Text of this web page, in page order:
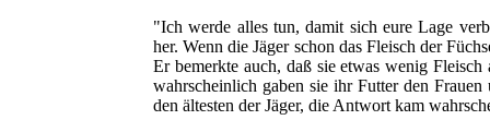
"Ich werde alles tun, damit sich eure Lage
her. Wenn die Jäger schon das Fleisch der
Er bemerkte auch, daß sie etwas wenig
wahrscheinlich gaben sie ihr Futter den
den ältesten der Jäger, die Antwort kam